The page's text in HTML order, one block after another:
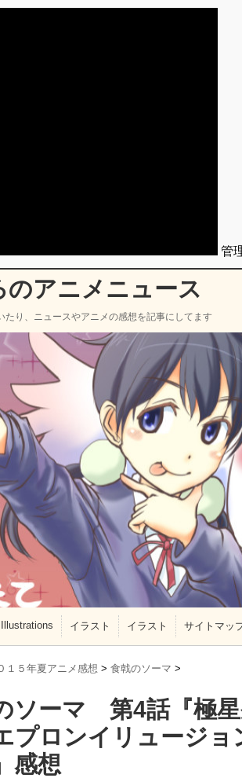
のアニメニュース
たり、ニュースやアニメの感想を記事にしてます
Illustrations イラスト イラスト サイトマッ
１５年夏アニメ感想 > 食戟のソーマ >
ソーマ 第4話『極
プロンイリュージョ
感想
管